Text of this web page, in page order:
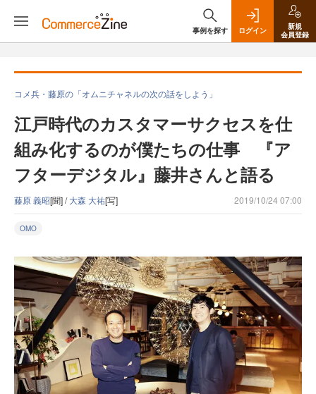
事例を探す ログイン
新規
会員登録
コメ兵・藤原の「オムニチャネルの次の話をしよう」
江戸時代のカスタマーサクセスを仕
組み化するのが僕たちの仕事 『ア
フターデジタル』藤井さんと語る
藤原 義昭[聞] /大森 大祐[写] 2019/10/24 07:00
OMO